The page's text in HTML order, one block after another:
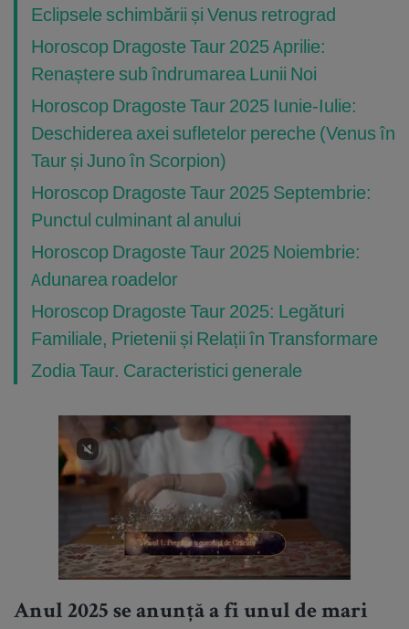
Eclipsele schimbării și Venus retrograd
Horoscop Dragoste Taur 2025 Aprilie:
Renaștere sub îndrumarea Lunii Noi
Horoscop Dragoste Taur 2025 Iunie-Iulie:
Deschiderea axei sufletelor pereche (Venus în
Taur și Juno în Scorpion)
Horoscop Dragoste Taur 2025 Septembrie:
Punctul culminant al anului
Horoscop Dragoste Taur 2025 Noiembrie:
Adunarea roadelor
Horoscop Dragoste Taur 2025: Legături
Familiale, Prietenii și Relații în Transformare
Zodia Taur. Caracteristici generale
Anul 2025 se anunță a fi unul de mari